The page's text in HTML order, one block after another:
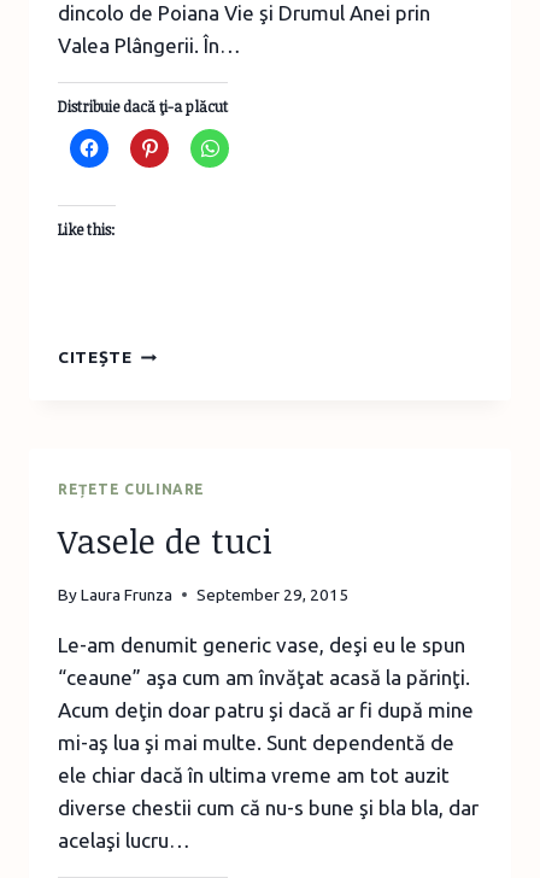
dincolo de Poiana Vie şi Drumul Anei prin
Valea Plângerii. În…
Distribuie dacă ţi-a plăcut
Like this:
CITEȘTECONCURS
CÂȘTIGĂTORI
NOROCOȘI
REȚETE CULINARE
Vasele de tuci
ByLaura Frunza September 29, 2015
Le-am denumit generic vase, deşi eu le spun
“ceaune” aşa cum am învăţat acasă la părinţi.
Acum deţin doar patru şi dacă ar fi după mine
mi-aş lua şi mai multe. Sunt dependentă de
ele chiar dacă în ultima vreme am tot auzit
diverse chestii cum că nu-s bune şi bla bla, dar
acelaşi lucru…